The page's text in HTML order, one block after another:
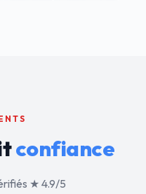
confiance
★ 4.9/5